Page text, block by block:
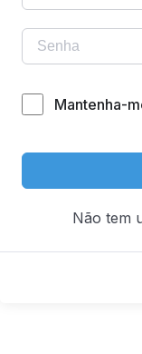
Mantenha-
Não tem